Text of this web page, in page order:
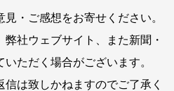
・ご感想をお寄せください。
社ウェブサイト、また新聞・
ただく場合がございます。
は致しかねますのでご了承く